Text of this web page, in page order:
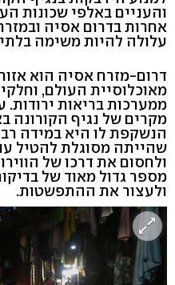
והעניים באלפי שכונות
אחרות בדרום אסיה
עלולה להיות משימה
דרום-מזרח אסיה הוא
מאוכלוסיית העולם,
ממערכות בריאות
מקרים של נגיף הקורונה
הנשקפת לו היא במידה
שהייתה מסוגלת להטיל
ולחסום את דרכו של
מספר גדול מאוד של
ולעצור את ההתפשטות.